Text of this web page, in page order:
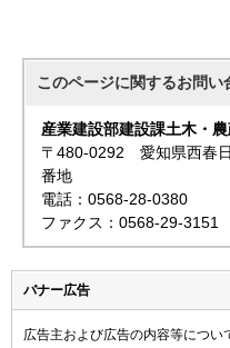
このページに関するお問い
産業建設部建設課土木・
〒480-0292 愛知県西春
番地
電話：0568-28-0380
ファクス：0568-29-3151
バナー広告
広告主および広告の内容等につ